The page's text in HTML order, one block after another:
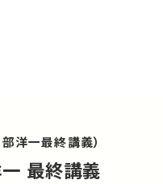
洋一最終講義）
最終講義